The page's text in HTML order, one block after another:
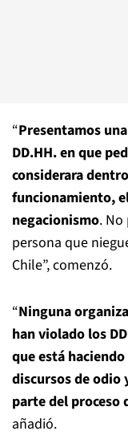
“Presentamos
DD.HH. en que
considerara
funcionamiento,
negacionismo.
persona que
Chile”, comenzó.
“Ninguna
han violado los
que está
discursos de odio
parte del proceso
añadió.